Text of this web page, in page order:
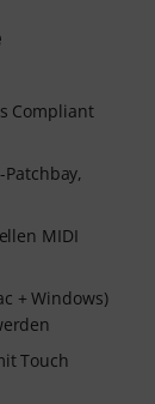
Compliant
MIDI
+ Windows)
Touch